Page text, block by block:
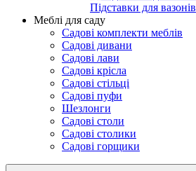
Підставки для вазонів
Меблі для саду
Садові комплекти меблів
Садові дивани
Садові лави
Садові крісла
Садові стільці
Садові пуфи
Шезлонги
Садові столи
Садові столики
Садові горщики